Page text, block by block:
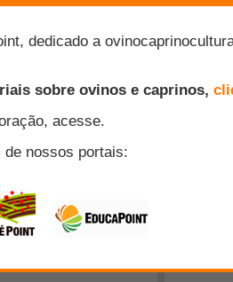
produtor rural
trabalho ao seu lado, o
por meio da Secretaria de
mil atendimentos aos
4,50 e R$ 5,40
apresentou o maior
kg/vivo).
a R$ 4,81